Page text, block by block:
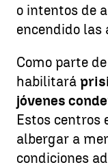
o intentos de
encendido las
Como parte
habilitará
jóvenes
Estos centros
albergar a
condiciones